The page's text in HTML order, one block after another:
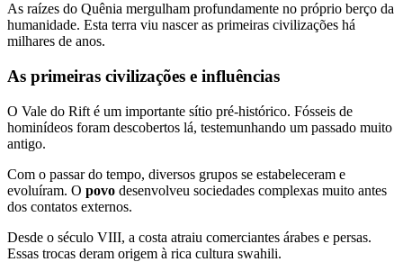
As raízes do Quênia mergulham profundamente no próprio berço da
humanidade. Esta terra viu nascer as primeiras civilizações há
milhares de anos.
As primeiras civilizações e influências
O Vale do Rift é um importante sítio pré-histórico. Fósseis de
hominídeos foram descobertos lá, testemunhando um passado muito
antigo.
Com o passar do tempo, diversos grupos se estabeleceram e
evoluíram. O povo desenvolveu sociedades complexas muito antes
dos contatos externos.
Desde o século VIII, a costa atraiu comerciantes árabes e persas.
Essas trocas deram origem à rica cultura swahili.